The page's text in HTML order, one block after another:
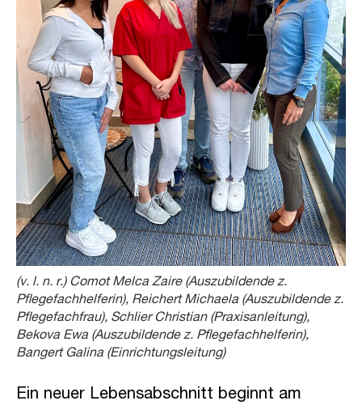
(v. l. n. r.) Comot Melca Zaire (Auszubildende z.
Pflegefachhelferin), Reichert Michaela (Auszubildende z.
Pflegefachfrau), Schlier Christian (Praxisanleitung),
Bekova Ewa (Auszubildende z. Pflegefachhelferin),
Bangert Galina (Einrichtungsleitung)
Ein neuer Lebensabschnitt beginnt am